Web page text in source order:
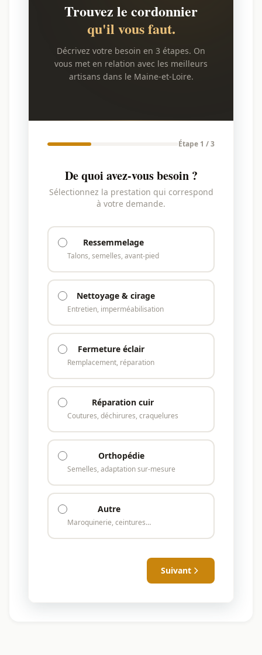
Trouvez le cordonnier
qu'il vous faut.
Décrivez votre besoin en 3 étapes. On
vous met en relation avec les meilleurs
artisans dans le Maine-et-Loire.
Étape 1 / 3
De quoi avez-vous besoin ?
Sélectionnez la prestation qui correspond
à votre demande.
Ressemmelage
Talons, semelles, avant-pied
Nettoyage & cirage
Entretien, imperméabilisation
Fermeture éclair
Remplacement, réparation
Réparation cuir
Coutures, déchirures, craquelures
Orthopédie
Semelles, adaptation sur-mesure
Autre
Maroquinerie, ceintures…
Suivant